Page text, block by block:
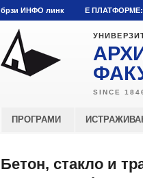
брзи ИНФО линк E ПЛАТФОРМЕ:
ПРОГРАМИ
Бетон, стакло и